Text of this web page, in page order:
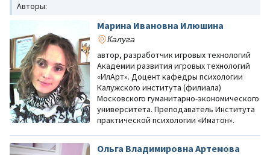
Авторы:
Марина Ивановна Илюшина
Калуга
автор, разработчик игровых технологий
Академии развития игровых технологий
«ИлАрт». Доцент кафедры психологии
Калужского института (филиала)
Московского гуманитарно-экономического
университета. Преподаватель Института
практической психологии «Иматон».
Ольга Владимировна Артемова